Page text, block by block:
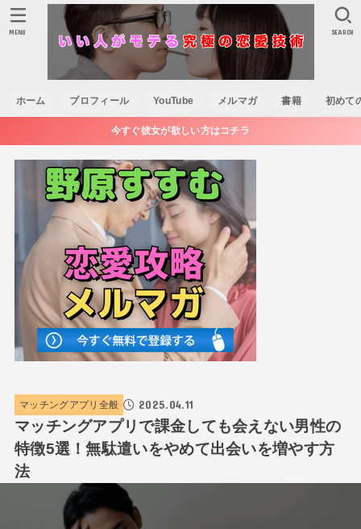
ホーム プロフィール YouTube メルマガ 書籍 初めて
SEARCH
MENU
今すぐ彼女が欲しい方はコチラ
マッチングアプリ全般 2025.04.11
マッチングアプリで課金しても会えない男性の
特徴5選！無駄遣いをやめて出会いを増やす方
法